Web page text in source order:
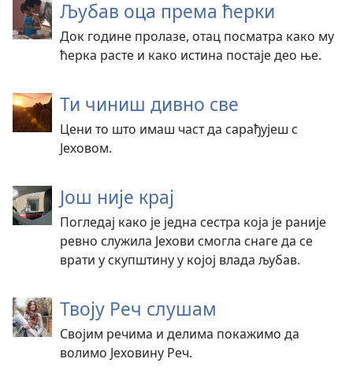
Љубав оца према ћерки
Док године пролазе, отац посматра како му
ћерка расте и како истина постаје део ње.
Ти чиниш дивно све
Цени то што имаш част да сарађујеш с
Јеховом.
Још није крај
Погледај како је једна сестра која је раније
ревно служила Јехови смогла снаге да се
врати у скупштину у којој влада љубав.
Твоју Реч слушам
Својим речима и делима покажимо да
волимо Јеховину Реч.